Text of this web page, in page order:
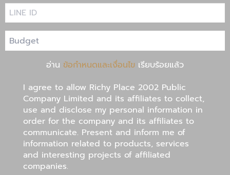
อ่าน ข้อกำหนดและเงื่อนไข เรียบร้อยแล้ว
I agree to allow Richy Place 2002 Public
Company Limited and its affiliates to collect,
use and disclose my personal information in
order for the company and its affiliates to
communicate. Present and inform me of
information related to products, services
and interesting projects of affiliated
companies.